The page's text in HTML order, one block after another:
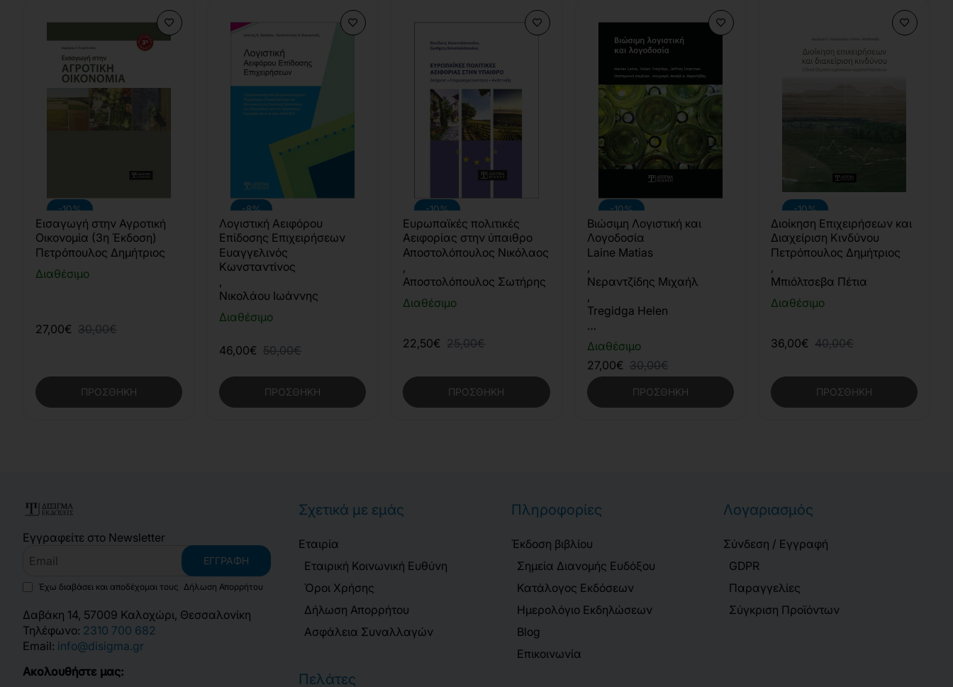
-10%
Διαθέσιμο
Εισαγωγή στην Αγροτική
Οικονομία (3η Έκδοση)
Πετρόπουλος Δημήτριος
27,00€ 30,00€
ΠΡΟΣΘΉΚΗ
-8%
Διαθέσιμο
Λογιστική Αειφόρου
Επίδοσης Επιχειρήσεων
Ευαγγελινός
Κωνσταντίνος
,
Νικολάου Ιωάννης
46,00€ 50,00€
ΠΡΟΣΘΉΚΗ
-10%
Διαθέσιμο
Ευρωπαϊκές πολιτικές
Αειφορίας στην ύπαιθρο
Αποστολόπουλος Νικόλαος
,
Αποστολόπουλος Σωτήρης
22,50€ 25,00€
ΠΡΟΣΘΉΚΗ
-10%
Διαθέσιμο
Βιώσιμη Λογιστική και
Λογοδοσία
Laine Matias
,
Νεραντζίδης Μιχαήλ
,
Tregidga Helen
…
27,00€ 30,00€
ΠΡΟΣΘΉΚΗ
-10%
Διαθέσιμο
Διοίκηση Επιχειρήσεων και
Διαχείριση Κινδύνου
Πετρόπουλος Δημήτριος
,
Μπιόλτσεβα Πέτια
36,00€ 40,00€
ΠΡΟΣΘΉΚΗ
Εγγραφείτε στο Newsletter
ΕΓΓΡΑΦΉ
Έχω διαβάσει και αποδέχομαι τους Δήλωση Απορρήτου
Δαβάκη 14, 57009 Καλοχώρι, Θεσσαλονίκη
Τηλέφωνο: 2310 700 682
Email: info@disigma.gr
Ακολουθήστε μας:
Σχετικά με εμάς
Εταιρία
Εταιρική Κοινωνική Ευθύνη
Όροι Χρήσης
Δήλωση Απορρήτου
Ασφάλεια Συναλλαγών
Πληροφορίες
Έκδοση βιβλίου
Σημεία Διανομής Ευδόξου
Κατάλογος Εκδόσεων
Ημερολόγιο Εκδηλώσεων
Blog
Επικοινωνία
Λογαριασμός
Σύνδεση / Εγγραφή
GDPR
Παραγγελίες
Σύγκριση Προϊόντων
Πελάτες